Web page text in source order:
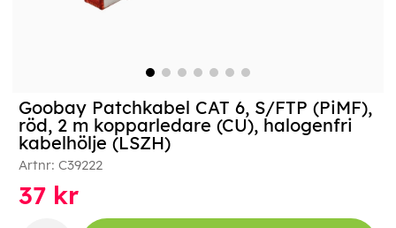
Goobay Patchkabel CAT 6, S/FTP (PiMF),
röd, 2 m kopparledare (CU), halogenfri
kabelhölje (LSZH)
Artnr: C39222
37 kr